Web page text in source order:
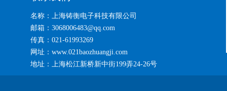
名称：上海铸衡电子科技有限公司
邮箱：3068006483@qq.com
传真：021-61993269
网址：www.021baozhuangji.com
地址：上海松江新桥新中街199弄24-26号